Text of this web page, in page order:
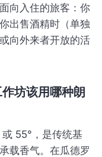
向入住的旅客：你
出售酒精时（单独
向外来者开放的活
坊该用哪种朗
55°，是传统基
载香气。在瓜德罗